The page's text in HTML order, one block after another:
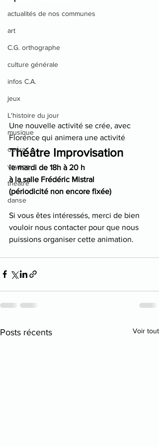
actualités de nos communes
art
C.G. orthographe
culture générale
infos C.A.
jeux
L'histoire du jour
musique
opéra
voyage
theatre
danse
Une nouvelle activité se crée, avec
Florence qui animera une activité
Théâtre Improvisation
le mardi de 18h à 20 h
à la salle Frédéric Mistral
(périodicité non encore fixée)
Si vous êtes intéressés, merci de bien
vouloir nous contacter pour que nous
puissions organiser cette animation.
Posts récents Voir tout